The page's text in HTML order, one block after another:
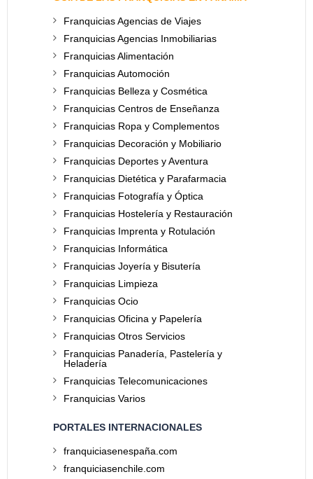
Franquicias Agencias de Viajes
Franquicias Agencias Inmobiliarias
Franquicias Alimentación
Franquicias Automoción
Franquicias Belleza y Cosmética
Franquicias Centros de Enseñanza
Franquicias Ropa y Complementos
Franquicias Decoración y Mobiliario
Franquicias Deportes y Aventura
Franquicias Dietética y Parafarmacia
Franquicias Fotografía y Óptica
Franquicias Hostelería y Restauración
Franquicias Imprenta y Rotulación
Franquicias Informática
Franquicias Joyería y Bisutería
Franquicias Limpieza
Franquicias Ocio
Franquicias Oficina y Papelería
Franquicias Otros Servicios
Franquicias Panadería, Pastelería y
Heladería
Franquicias Telecomunicaciones
Franquicias Varios
PORTALES INTERNACIONALES
franquiciasenespaña.com
franquiciasenchile.com